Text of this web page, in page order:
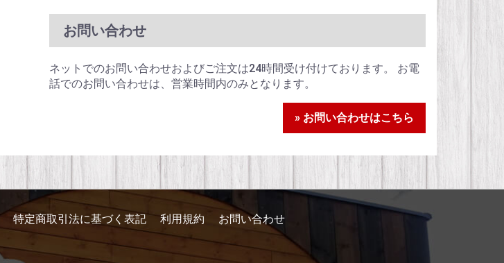
お問い合わせ
ネットでのお問い合わせおよびご注文は24時間受け付けております。 お電
話でのお問い合わせは、営業時間内のみとなります。
» お問い合わせはこちら
特定商取引法に基づく表記 利用規約 お問い合わせ